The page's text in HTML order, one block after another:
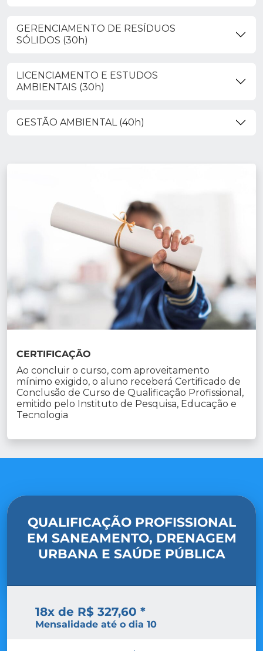
GERENCIAMENTO DE RESÍDUOS
SÓLIDOS (30h)
LICENCIAMENTO E ESTUDOS
AMBIENTAIS (30h)
GESTÃO AMBIENTAL (40h)
CERTIFICAÇÃO
Ao concluir o curso, com aproveitamento
mínimo exigido, o aluno receberá Certificado de
Conclusão de Curso de Qualificação Profissional,
emitido pelo Instituto de Pesquisa, Educação e
Tecnologia
QUALIFICAÇÃO PROFISSIONAL
EM SANEAMENTO, DRENAGEM
URBANA E SAÚDE PÚBLICA
18x de R$ 327,60 *
Mensalidade até o dia 10